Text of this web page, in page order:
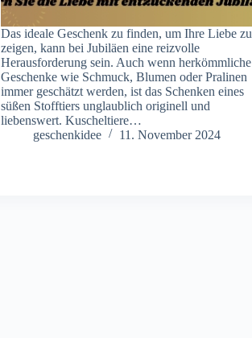
Das ideale Geschenk zu finden, um Ihre Liebe zu
zeigen, kann bei Jubiläen eine reizvolle
Herausforderung sein. Auch wenn herkömmliche
Geschenke wie Schmuck, Blumen oder Pralinen
immer geschätzt werden, ist das Schenken eines
süßen Stofftiers unglaublich originell und
liebenswert. Kuscheltiere…
geschenkidee
11. November 2024